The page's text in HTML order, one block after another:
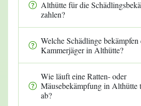
Althütte für die
zahlen?
Welche Schädlinge bekämpfen
Kammerjäger in Althütte?
Wie läuft eine Ratten- oder
Mäusebekämpfung in Althütte
ab?